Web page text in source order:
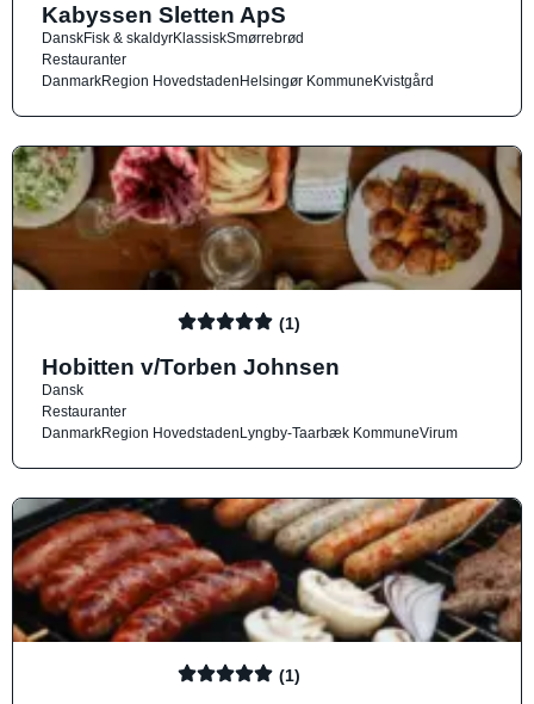
Kabyssen Sletten ApS
DanskFisk & skaldyrKlassiskSmørrebrød
Restauranter
DanmarkRegion HovedstadenHelsingør KommuneKvistgård
(1)
Hobitten v/Torben Johnsen
Dansk
Restauranter
DanmarkRegion HovedstadenLyngby-Taarbæk KommuneVirum
(1)